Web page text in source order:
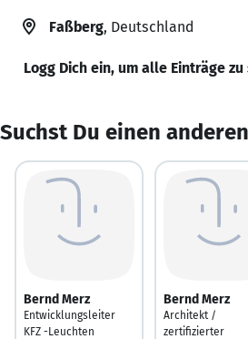
Faßberg, Deutschland
Logg Dich ein, um alle Einträge zu
Suchst Du einen
Bernd Merz
Entwicklungsleiter
KFZ -Leuchten
Bernd Merz
Architekt /
zertifizierter